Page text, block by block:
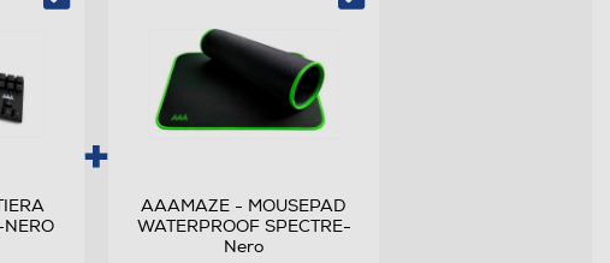
AAAMAZE - MOUSEPAD
WATERPROOF SPECTRE-
Nero